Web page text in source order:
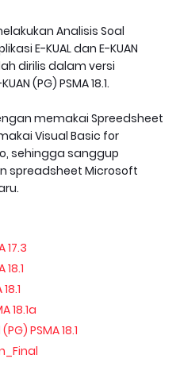
Analisis Soal
E-KUAL dan E-KUAN
dirilis dalam versi
(PG) PSMA 18.1.
memakai Spreedsheet
Visual Basic for
sehingga sanggup
spreadsheet Microsoft
17.3
18.1a
PSMA 18.1